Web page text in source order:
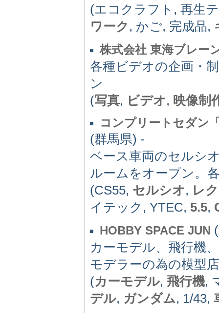
(エコクラフト, 再生
ワーク , かご, 完成品,
株式会社 東海ブレー
各種ビデオの企画・
ン
(写真, ビデオ, 映像制
コンプリートセダン
(群馬県) -
ベース車両のセルシ
ルームをオープン。
(CS55, セルシオ, レ
イテック, YTEC, 5.5,
HOBBY SPACE JUN
カーモデル、飛行機
モデラーの為の模型
(カーモデル, 飛行機,
デル, ガンダム, 1/43,